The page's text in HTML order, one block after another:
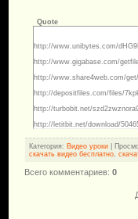
Quote
http://www.unibytes.com/
http://www.gigabase.com/
http://www.share4web.com/
http://depositfiles.com/files/
http://turbobit.net/
http://letitbit.net/download/
Категория: Видео уроки
скачать видео бесплатно
Всего комментариев: 0